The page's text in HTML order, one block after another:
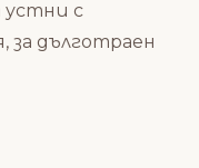
с
, за дълготраен